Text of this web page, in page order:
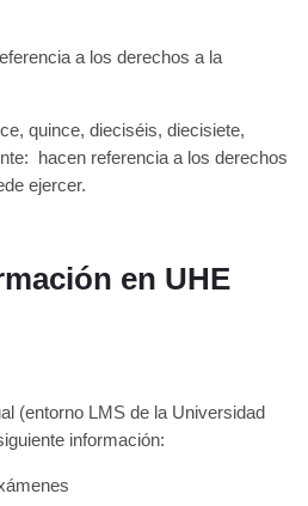
a los derechos a la
quince, dieciséis, diecisiete,
hacen referencia a los derechos
ejercer.
en UHE
(entorno LMS de la Universidad
información: